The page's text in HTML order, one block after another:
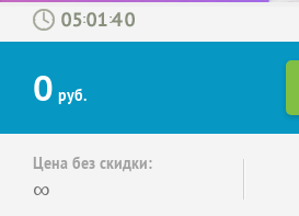
: :
0 руб.
Цена без скидки:
∞